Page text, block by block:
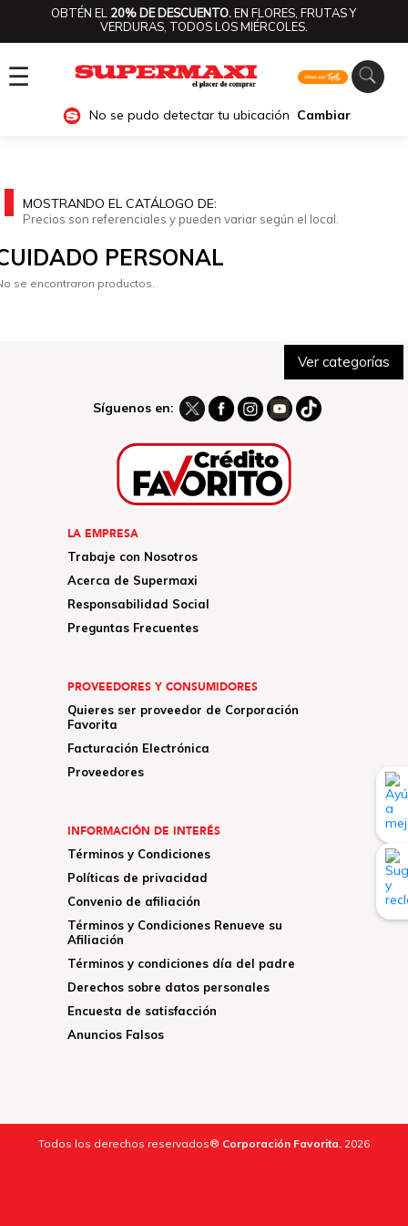
OBTÉN EL 20% DE DESCUENTO.EN FLORES, FRUTAS Y
VERDURAS, TODOS LOS MIÉRCOLES.
☰
No se pudo detectar tu ubicación Cambiar
Ver categorías
MOSTRANDO EL CATÁLOGO DE:
Precios son referenciales y pueden variar según el local.
PERSONAL
se encontraron productos.
Síguenos en:
LA EMPRESA
Trabaje con Nosotros
Acerca de Supermaxi
Responsabilidad Social
Preguntas Frecuentes
PROVEEDORES Y CONSUMIDORES
Quieres ser proveedor de Corporación
Favorita
Facturación Electrónica
Proveedores
INFORMACIÓN DE INTERÉS
Términos y Condiciones
Políticas de privacidad
Convenio de afiliación
Términos y Condiciones Renueve su
Afiliación
Términos y condiciones día del padre
Derechos sobre datos personales
Encuesta de satisfacción
Anuncios Falsos
Todos los derechos reservados® Corporación Favorita. 2026